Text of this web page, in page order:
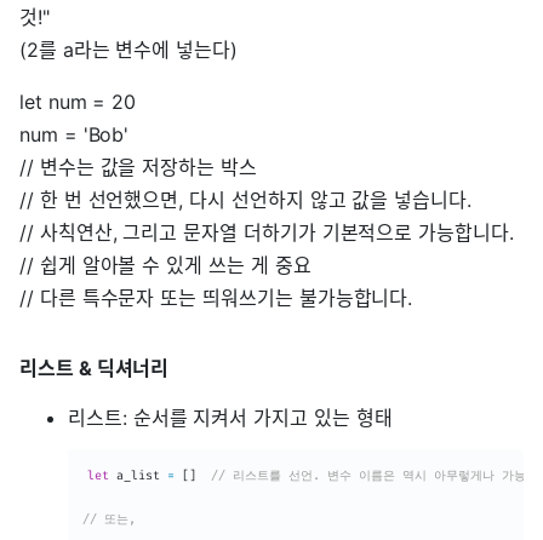
것!"
(2를 a라는 변수에 넣는다)
let num = 20
num = 'Bob'
// 변수는 값을 저장하는 박스
// 한 번 선언했으면, 다시 선언하지 않고 값을 넣습니다.
// 사칙연산, 그리고 문자열 더하기가 기본적으로 가능합니다.
// 쉽게 알아볼 수 있게 쓰는 게 중요
// 다른 특수문자 또는 띄워쓰기는 불가능합니다.
리스트 & 딕셔너리
리스트: 순서를 지켜서 가지고 있는 형태
let a_list = [] // 리스트를 선언. 변수 이름은 역시 아무렇게나 가능!
// 또는,